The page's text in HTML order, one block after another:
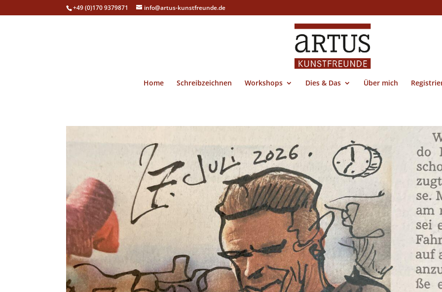
+49 (0)170 9379871 info@artus-kunstfreunde.de
Home Schreibzeichnen Workshops Dies & Das Über mich